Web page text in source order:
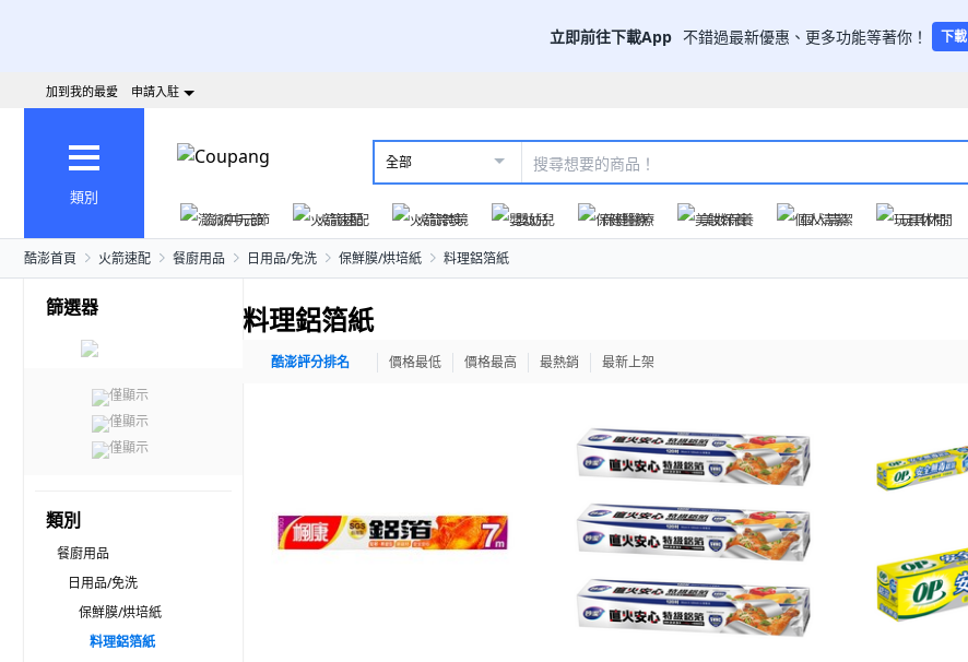
立即前往下載App 不錯過最新優惠、更多功能等著你！ 下載
加到我的最愛 申請入駐
類別
全部
澎派中元節
火箭速配 火箭跨境 嬰幼兒 保健醫療 美妝保養 個人清潔 玩具休閒
酷澎首頁 火箭速配 餐廚用品 日用品/免洗 保鮮膜/烘培紙 料理鋁箔紙
篩選器
僅顯示
僅顯示
僅顯示
類別
餐廚用品
日用品/免洗
保鮮膜/烘培紙
料理鋁箔紙
料理鋁箔紙
酷澎評分排名 價格最低 價格最高 最熱銷 最新上架